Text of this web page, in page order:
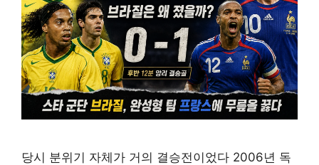
당시 분위기 자체가 거의 결승전이었다 2006년 독